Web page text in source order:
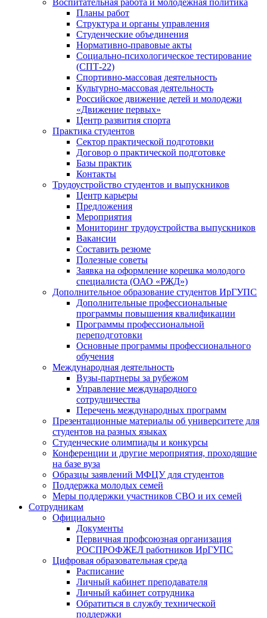
Воспитательная работа и молодежная политика
Планы работ
Структура и органы управления
Студенческие объединения
Нормативно-правовые акты
Социально-психологическое тестирование
(СПТ-22)
Спортивно-массовая деятельность
Культурно-массовая деятельность
Российское движение детей и молодежи
«Движение первых»
Центр развития спорта
Практика студентов
Сектор практической подготовки
Договор о практической подготовке
Базы практик
Контакты
Трудоустройство студентов и выпускников
Центр карьеры
Предложения
Мероприятия
Мониторинг трудоустройства выпускников
Вакансии
Составить резюме
Полезные советы
Заявка на оформление корешка молодого
специалиста (ОАО «РЖД»)
Дополнительное образование студентов ИрГУПС
Дополнительные профессиональные
программы повышения квалификации
Программы профессиональной
переподготовки
Основные программы профессионального
обучения
Международная деятельность
Вузы-партнеры за рубежом
Управление международного
сотрудничества
Перечень международных программ
Презентационные материалы об университете для
студентов на разных языках
Студенческие олимпиады и конкурсы
Конференции и другие мероприятия, проходящие
на базе вуза
Образцы заявлений МФЦУ для студентов
Поддержка молодых семей
Меры поддержки участников СВО и их семей
Сотрудникам
Официально
Документы
Первичная профсоюзная организация
РОСПРОФЖЕЛ работников ИрГУПС
Цифровая образовательная среда
Расписание
Личный кабинет преподавателя
Личный кабинет сотрудника
Обратиться в службу технической
поддержки